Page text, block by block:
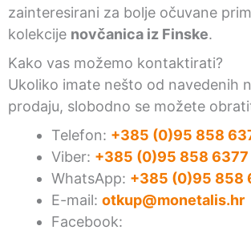
zainteresirani za bolje očuvane
kolekcije novčanica iz Finske.
Kako vas možemo kontaktirati?
Ukoliko imate nešto od navedenih
prodaju, slobodno se možete
Telefon: +385 (0)95 858
Viber: +385 (0)95 858 6377
WhatsApp: +385 (0)95 858
E-mail: otkup@monetalis.hr
Facebook: